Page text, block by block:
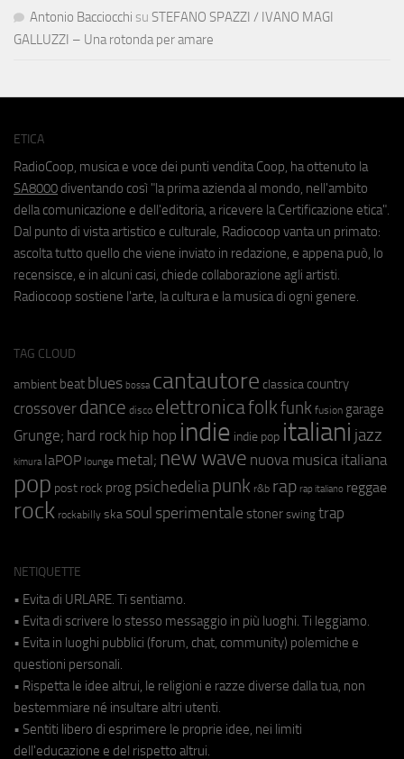
Antonio Bacciocchi su STEFANO SPAZZI / IVANO MAGI
GALLUZZI – Una rotonda per amare
ETICA
RadioCoop, musica e voce dei punti vendita Coop, ha ottenuto la
SA8000 diventando così "la prima azienda al mondo, nell'ambito
della comunicazione e dell'editoria, a ricevere la Certificazione etica".
Dal punto di vista artistico e culturale, Radiocoop vanta un primato:
ascolta tutto quello che viene inviato in redazione, e appena può, lo
recensisce, e in alcuni casi, chiede collaborazione agli artisti.
Radiocoop sostiene l'arte, la cultura e la musica di ogni genere.
TAG CLOUD
ambient beat blues bossa cantautore classica country
crossover dance disco elettronicafolkfunk fusion garage
Grunge; hard rock hip hop indie indie pop italiani jazz
kimura laPOP lounge metal; new wave nuova musica italiana
pop post rock prog psichedeliapunk r&b rap rap italiano reggae
rock rockabilly ska soul sperimentale stoner swing trap
NETIQUETTE
• Evita di URLARE. Ti sentiamo.
• Evita di scrivere lo stesso messaggio in più luoghi. Ti leggiamo.
• Evita in luoghi pubblici (forum, chat, community) polemiche e
questioni personali.
• Rispetta le idee altrui, le religioni e razze diverse dalla tua, non
bestemmiare né insultare altri utenti.
• Sentiti libero di esprimere le proprie idee, nei limiti
dell'educazione e del rispetto altrui.